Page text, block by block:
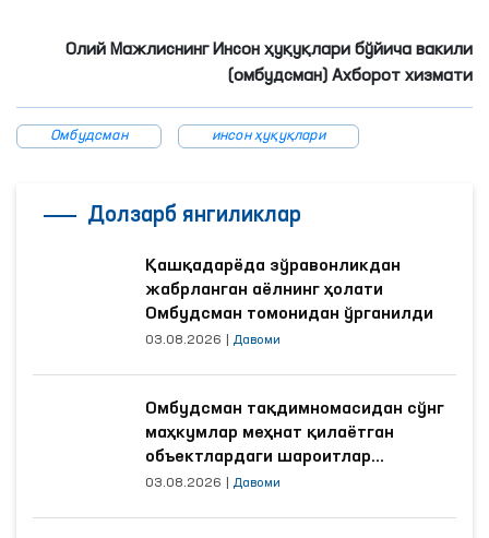
Олий Мажлиснинг Инсон ҳуқуқлари бўйича вакили
(омбудсман) Ахборот хизмати
Омбудсман инсон ҳуқуқлари
Долзарб янгиликлар
Қашқадарёда зўравонликдан
жабрланган аёлнинг ҳолати
Омбудсман томонидан ўрганилди
03.08.2026 Давоми
Омбудсман тақдимномасидан сўнг
маҳкумлар меҳнат қилаётган
объектлардаги шароитлар
яхшиланди
03.08.2026 Давоми